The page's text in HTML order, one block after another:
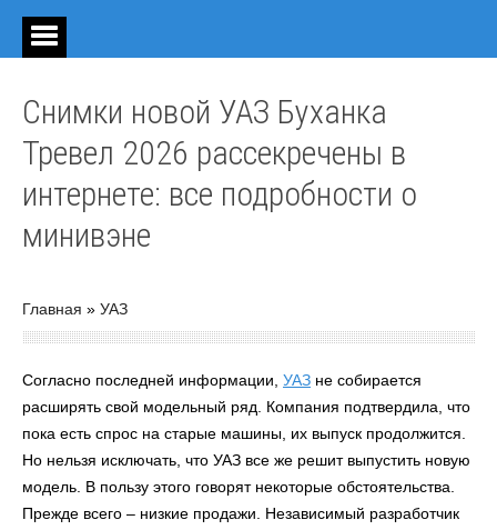
Снимки новой УАЗ Буханка
Тревел 2026 рассекречены в
интернете: все подробности о
минивэне
Главная » УАЗ
Согласно последней информации, УАЗ не собирается
расширять свой модельный ряд. Компания подтвердила, что
пока есть спрос на старые машины, их выпуск продолжится.
Но нельзя исключать, что УАЗ все же решит выпустить новую
модель. В пользу этого говорят некоторые обстоятельства.
Прежде всего – низкие продажи. Независимый разработчик